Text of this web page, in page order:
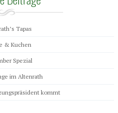
Tapas
& Kuchen
Spezial
im Altenrath
kommt